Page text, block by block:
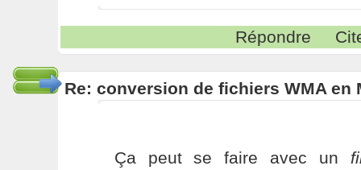
Répondre
Re: conversion de fichiers WMA en
Ça peut se faire avec un